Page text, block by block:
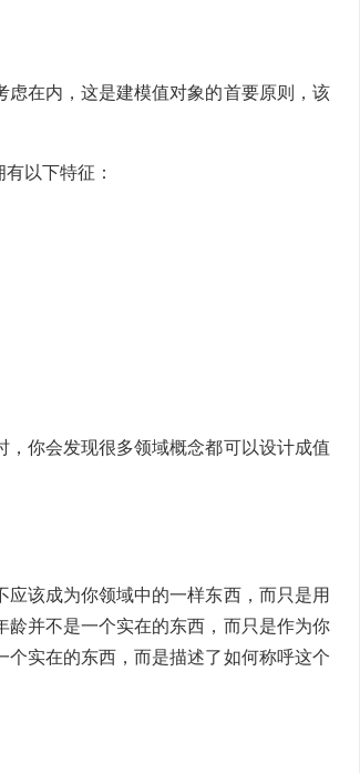
在内，这是建模值对象的首要原则，该
以下特征：
你会发现很多领域概念都可以设计成值
该成为你领域中的一样东西，而只是用
并不是一个实在的东西，而只是作为你
实在的东西，而是描述了如何称呼这个